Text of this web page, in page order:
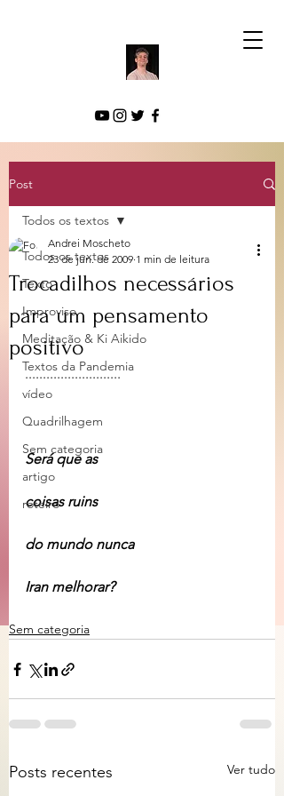
Post
Todos os textos
Texto
Improviso
Meditação & Ki Aikido
Textos da Pandemia
vídeo
Quadrilhagem
Sem categoria
artigo
roteiro
Todos os textos
Trocadilhos necessários
para um pensamento
positivo
Andrei Moscheto
23 de jun. de 2009 1 min de leitura
...........................
Será que as
coisas ruins
do mundo nunca
Iran melhorar?
Sem categoria
Posts recentes Ver tudo